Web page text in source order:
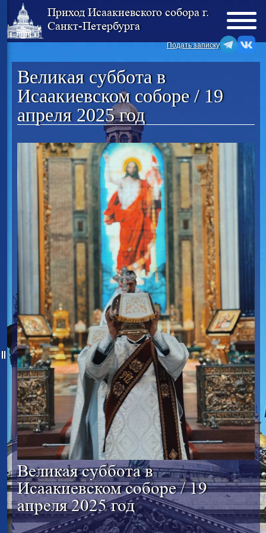
Приход Исаакиевского собора г.
Санкт-Петербурга
Подать записку
Великая суббота в
Исаакиевском соборе / 19
апреля 2025 год
Великая суббота в
Исаакиевском соборе / 19
апреля 2025 год